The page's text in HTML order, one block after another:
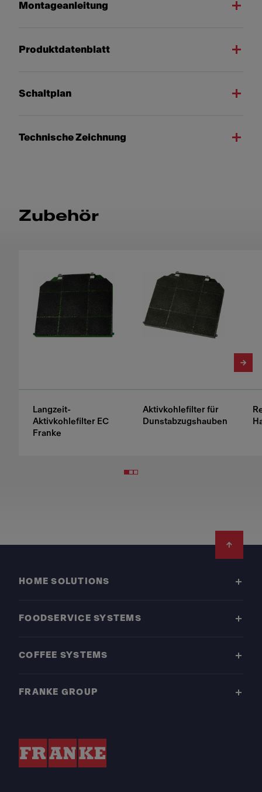
Montageanleitung
Produktdatenblatt
Schaltplan
Technische Zeichnung
Zubehör
Langzeit-
Aktivkohlefilter EC
Franke
Aktivkohlefilter für
Dunstabzugshauben
HOME SOLUTIONS
FOODSERVICE SYSTEMS
COFFEE SYSTEMS
FRANKE GROUP